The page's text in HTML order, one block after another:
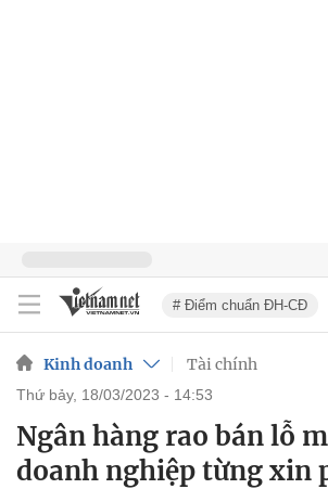
# Điểm chuẩn ĐH-CĐ
Kinh doanh Tài chính
thứ bảy, 18/03/2023 - 14:53
Ngân hàng rao bán lỗ
doanh nghiệp từng xin